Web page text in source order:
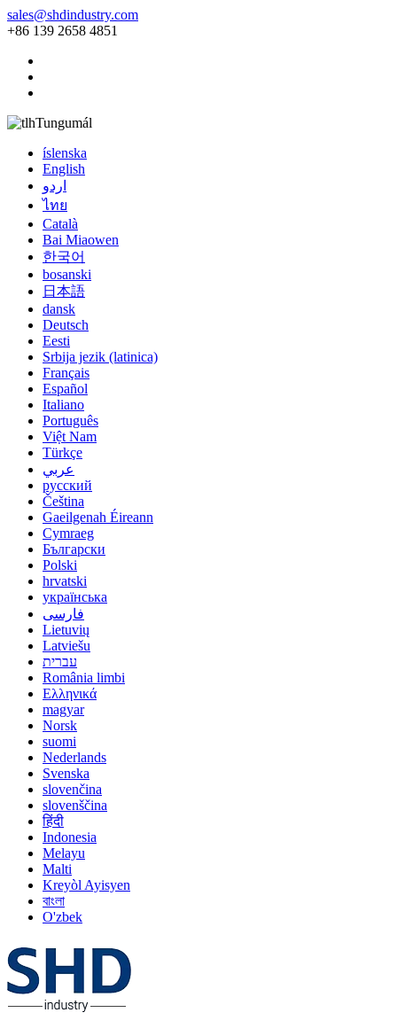
sales@shdindustry.com
+86 139 2658 4851
Tungumál
íslenska
English
اردو
ไทย
Català
Bai Miaowen
한국어
bosanski
日本語
dansk
Deutsch
Eesti
Srbija jezik (latinica)
Français
Español
Italiano
Português
Việt Nam
Türkçe
عربي
русский
Čeština
Gaeilgenah Éireann
Cymraeg
Български
Polski
hrvatski
українська
فارسی
Lietuvių
Latviešu
עברית
România limbi
Ελληνικά
magyar
Norsk
suomi
Nederlands
Svenska
slovenčina
slovenščina
हिंदी
Indonesia
Melayu
Malti
Kreyòl Ayisyen
বাংলা
O'zbek